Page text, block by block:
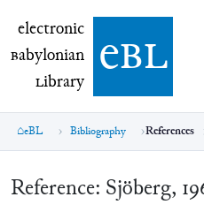
electronic Babylonian
electronic
Babylonian
Library ebl
eBL Bibliography References
Reference: Sjöberg,